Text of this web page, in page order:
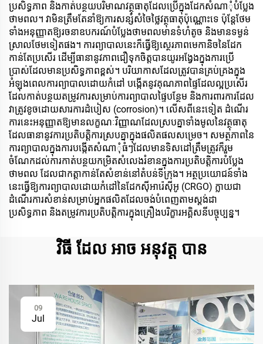
ប្រសិទ្ធភាព និងកាត់បន្ថយបរិមាណវត្ថុធាតុដែលប្រើក្នុងដែកសំណាុំបំប្លែង
ថាមពល។ វាមិនត្រឹមតែនាំឱ្យការសន្សំសំចៃថ្លៃវត្ថុធាតុប៉ុណ្ណោះទេ ប៉ុន្តែថែម
ទាំងអនុញ្ញាតឱ្យរចនាឧបករណ៍បំប្លែងថាមពលមានទំហំតូច និងមានទម្ងន់
ស្រាលថែមទៀតផង។ ការព្យាបាលនេះក៏ធ្វើឱ្យស្ថេរភាពមេកានិចនៃដែក
កាន់តែប្រសើរ ដើម្បីធានានូវភាពជឿទុកចិត្តបានយូរអង្វែងក្នុងការប្រើ
ប្រាស់ដែលមានប្រសិទ្ធភាពខ្ពស់។ បរិយាកាសដែលត្រូវបានគ្រប់គ្រងក្នុង
អំឡុងពេលការព្យាបាលដោយកំដៅ បង្កើតនូវគុណភាពផ្ទៃដែលល្អប្រសើរ
ដែលកាត់បន្ថយតម្រូវការសម្រាប់ការព្យាបាលផ្ទៃបន្ថែម និងការពារការដែល
វាត្រូវខូចដោយសារការដំបៀស (corrosion)។ លើសពីនេះទៀត ដំណើរ
ការនេះអនុញ្ញាតឱ្យមានលក្ខណៈវិញ្ញាណដែលស្របគ្នាទាំងមូលនៃវត្ថុធាតុ
ដែលធានានូវការប្រតិបត្តិការស្របគ្នាក្នុងផលិតផលសម្រេច។ សមត្ថភាពនៃ
ការព្យាបាលក្នុងការបង្កើតសំណាុំធំៗដែលមានទិសដៅត្រឹមត្រូវក៏រួម
ចំណែកដល់ការកាត់បន្ថយកម្រិតសំលេងរំខានក្នុងការប្រតិបត្តិការបំប្លែង
ថាមពល ដែលជាកត្តាកាន់តែសំខាន់នៅតំបន់ទីក្រុង។ អត្ថប្រយោជន៍ទាំង
នេះធ្វើឱ្យការព្យាបាលដោយកំដៅនៃដែកស៊ីអារ៉េស៊ីអូ (CRGO) ក្លាយជា
ដំណើរការសំខាន់សម្រាប់អ្នកផលិតដែលចង់បំពេញតាមស្តង់ដា
ប្រសិទ្ធភាព និងតម្រូវការប្រតិបត្តិការក្នុងគ្រឿងបរិក្ខារអគ្គិសនីបច្ចុប្បន្ន។
វិធី ដែល អាច អនុវត្ត បាន
09
Jul